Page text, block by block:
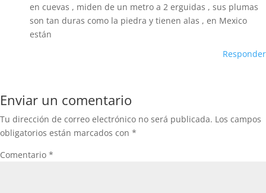
en cuevas , miden de un metro a 2 erguidas , sus plumas
son tan duras como la piedra y tienen alas , en Mexico
están
Responder
Enviar un comentario
Tu dirección de correo electrónico no será publicada. Los campos
obligatorios están marcados con *
Comentario *